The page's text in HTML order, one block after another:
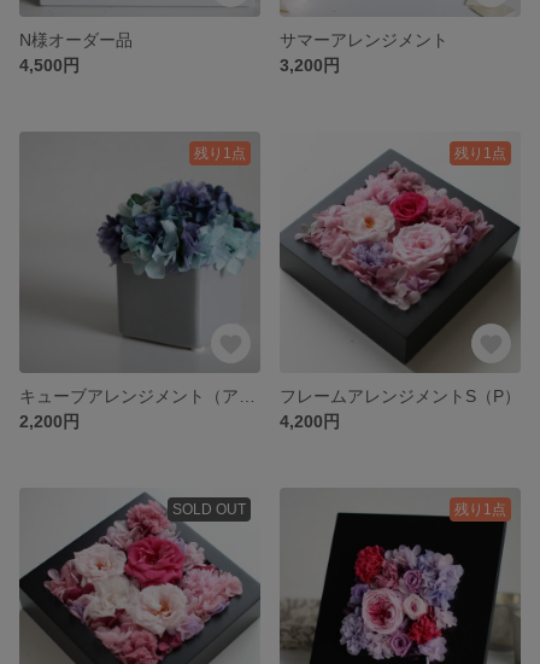
N様オーダー品
4,500円
サマーアレンジメント
3,200円
残り1点
2,200円
残り1点
フレームアレンジメントS（P）
4,200円
SOLD OUT 残り1点